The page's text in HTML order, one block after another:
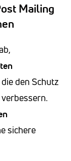
Mailing
den Schutz
sichere